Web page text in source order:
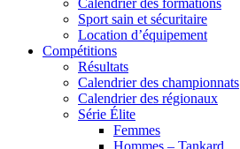
Calendrier des formations
Sport sain et sécuritaire
Location d’équipement
Compétitions
Résultats
Calendrier des championnats
Calendrier des régionaux
Série Élite
Femmes
Hommes – Tankard